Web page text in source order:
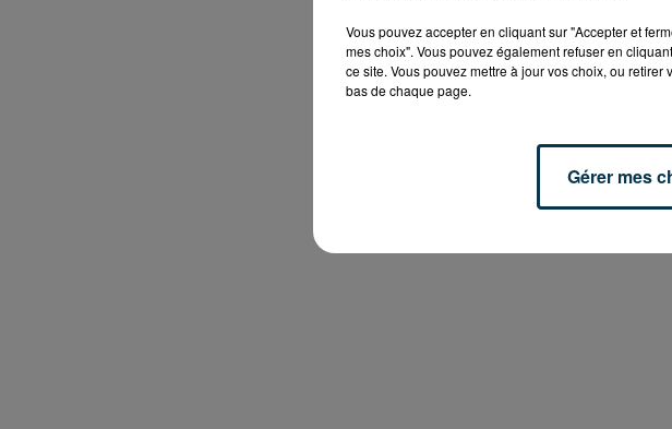
Vous pouvez accepter en cliquant sur "Accepter et
mes choix". Vous pouvez également refuser en
ce site. Vous pouvez mettre à jour vos choix, ou
bas de chaque page.
Gérer mes